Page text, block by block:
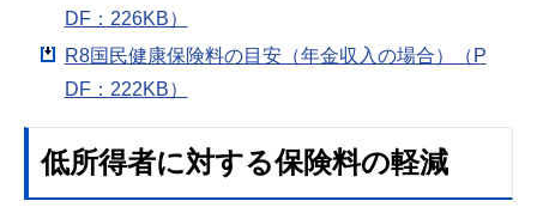
DF：226KB）
R8国民健康保険料の目安（年金収入の場合）（P
DF：222KB）
低所得者に対する保険料の軽減